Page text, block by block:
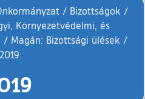
/ Bizottságok /
Környezetvédelmi, és
/ Magán: Bizottsági ülések /
2019